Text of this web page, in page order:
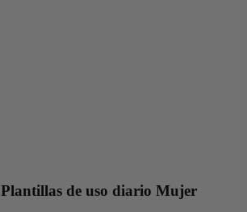
de uso diario Mujer